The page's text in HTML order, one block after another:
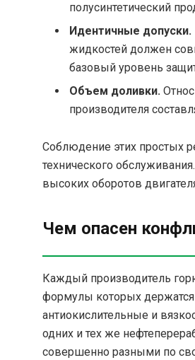
полусинтетический
Идентичные допуски.
жидкостей должен
базовый уровень
Объем доливки.
производителя
Соблюдение этих простых
технического
высоких оборотов
Чем опасен
Каждый производитель
формулы которых
антиокислительные и
одних и тех же
совершенно разными по